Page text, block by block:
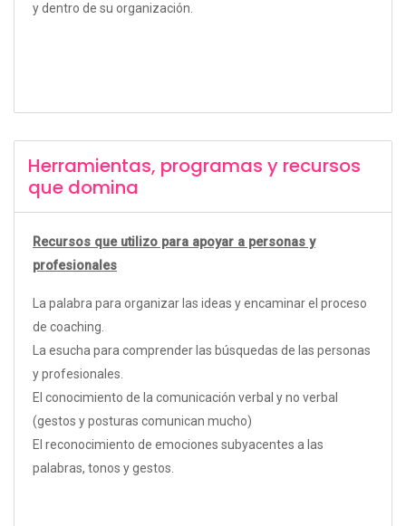
y dentro de su organización.
Herramientas, programas y recursos
que domina
Recursos que utilizo para apoyar a personas y
profesionales
La palabra para organizar las ideas y encaminar el proceso
de coaching.
La esucha para comprender las búsquedas de las personas
y profesionales.
El conocimiento de la comunicación verbal y no verbal
(gestos y posturas comunican mucho)
El reconocimiento de emociones subyacentes a las
palabras, tonos y gestos.